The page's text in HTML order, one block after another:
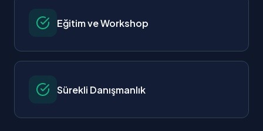
Eğitim ve Workshop
Sürekli Danışmanlık